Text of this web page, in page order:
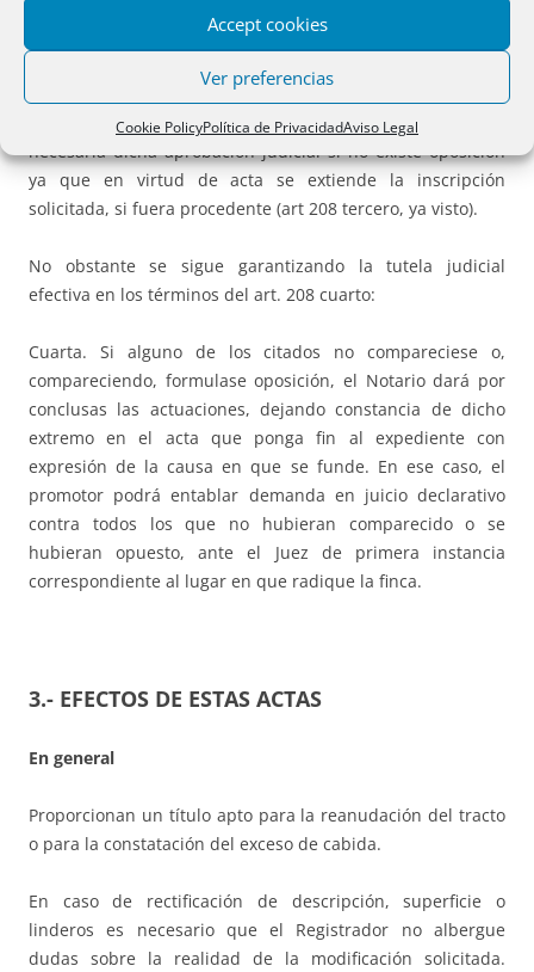
Accept cookies
Ver preferencias
Cookie PolicyPolítica de PrivacidadAviso Legal
Casos en que se exige
Tradicionalmente se exigía la aprobación judicial una vez
finalizada la tramitación de las actas. Actualmente no es
necesaria dicha aprobación judicial si no existe oposición
ya que en virtud de acta se extiende la inscripción
solicitada, si fuera procedente (art 208 tercero, ya visto).
No obstante se sigue garantizando la tutela judicial
efectiva en los términos del art. 208 cuarto:
Cuarta. Si alguno de los citados no compareciese o,
compareciendo, formulase oposición, el Notario dará por
conclusas las actuaciones, dejando constancia de dicho
extremo en el acta que ponga fin al expediente con
expresión de la causa en que se funde. En ese caso, el
promotor podrá entablar demanda en juicio declarativo
contra todos los que no hubieran comparecido o se
hubieran opuesto, ante el Juez de primera instancia
correspondiente al lugar en que radique la finca.
3.- EFECTOS DE ESTAS ACTAS
En general
Proporcionan un título apto para la reanudación del tracto
o para la constatación del exceso de cabida.
En caso de rectificación de descripción, superficie o
linderos es necesario que el Registrador no albergue
dudas sobre la realidad de la modificación solicitada.